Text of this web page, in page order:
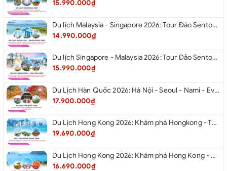
15.990.000₫
Du lịch Malaysia - Singapore 2026: Tour Đảo Sentosa - Madame Tussause - Garden By The Bay - Thành Cổ Malacca - Thủ Đô Kualalumpur - Cao Nguyên Genting - New Putrajaya từ Hà Nội
14.990.000₫
Du lịch Singapore - Malaysia 2026: Tour Đảo Sentosa - Madame Tussauds - Garden By The Bay - Thành cổ Malacca - Thủ đô Kuala Lumpur - Cao nguyên Genting - New Putrajaya từ Hà Nội
15.990.000₫
Du Lịch Hàn Quốc 2026: Hà Nội - Seoul - Nami - Everland - Painter Show - Thư Viện Sách
17.900.000₫
Du Lịch Hong Kong 2026: Khám phá Hongkong - Thâm Quyến - Quảng Châu từ Hà Nội
19.690.000₫
Du Lịch Hong Kong 2026: Khám phá Hong Kong - Dingding Tram - Shopping Tour từ Hà Nội
16.690.000₫